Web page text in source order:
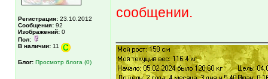
Регистрация: 23.10.2012
Сообщения: 92
Изображений: 0
Пол:
В наличии: 11
Блог: Просмотр блога (0)
сообщении.